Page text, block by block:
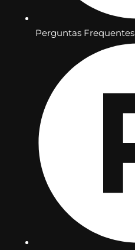
Perguntas Frequentes